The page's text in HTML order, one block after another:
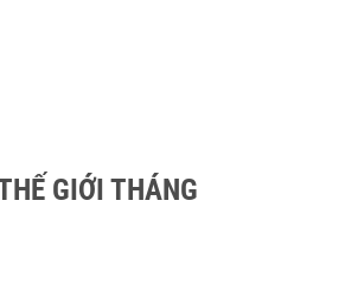
GIỚI THÁNG